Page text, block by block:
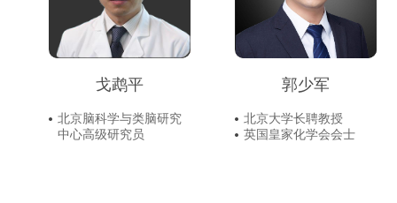
戈鹉平
北京脑科学与类脑研究
中心高级研究员
郭少军
北京大学长聘教授
英国皇家化学会会士